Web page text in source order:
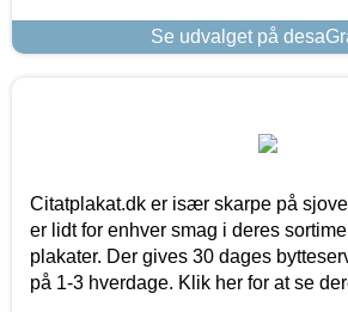
Se udvalget på
Citatplakat.dk er især skarpe på
er lidt for enhver smag i deres
plakater. Der gives 30 dages
på 1-3 hverdage. Klik her for at se